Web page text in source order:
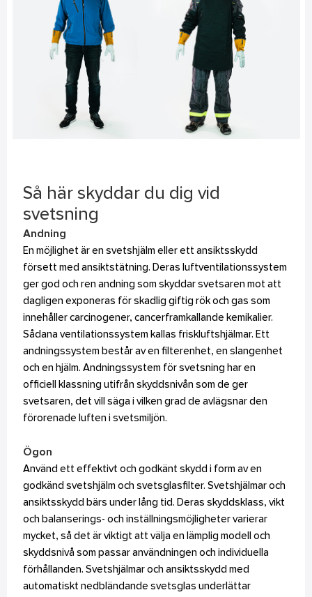
Så här skyddar du dig vid
svetsning
Andning
En möjlighet är en svetshjälm eller ett ansiktsskydd
försett med ansiktstätning. Deras luftventilationssystem
ger god och ren andning som skyddar svetsaren mot att
dagligen exponeras för skadlig giftig rök och gas som
innehåller carcinogener, cancerframkallande kemikalier.
Sådana ventilationssystem kallas friskluftshjälmar. Ett
andningssystem består av en filterenhet, en slangenhet
och en hjälm. Andningssystem för svetsning har en
officiell klassning utifrån skyddsnivån som de ger
svetsaren, det vill säga i vilken grad de avlägsnar den
förorenade luften i svetsmiljön.
Ögon
Använd ett effektivt och godkänt skydd i form av en
godkänd svetshjälm och svetsglasfilter. Svetshjälmar och
ansiktsskydd bärs under lång tid. Deras skyddsklass, vikt
och balanserings- och inställningsmöjligheter varierar
mycket, så det är viktigt att välja en lämplig modell och
skyddsnivå som passar användningen och individuella
förhållanden. Svetshjälmar och ansiktsskydd med
automatiskt nedbländande svetsglas underlättar